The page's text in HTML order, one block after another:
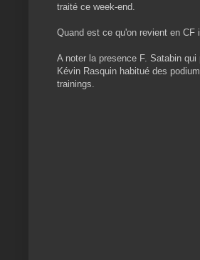
traité ce week-end.
Quand est ce qu'on revient en CF
A noter la presence F. Satabin
Kévin Rasquin habitué des
trainings.